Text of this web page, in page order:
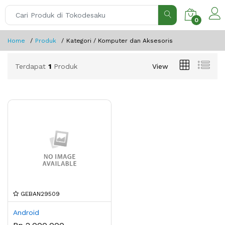
0
Home Produk Kategori / Komputer dan Aksesoris
Terdapat 1 Produk View
GEBAN29509
Android